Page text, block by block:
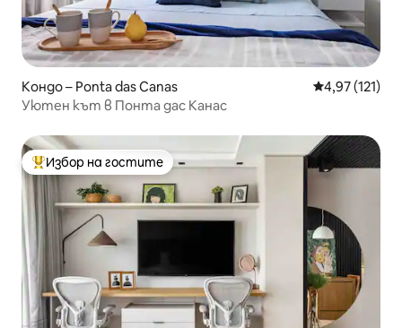
Кондо – Ponta das Canas Средна
4,97 (121)
Уютен кът в Понта дас Канас
Най-популярен избор на гостите
Избор на гостите